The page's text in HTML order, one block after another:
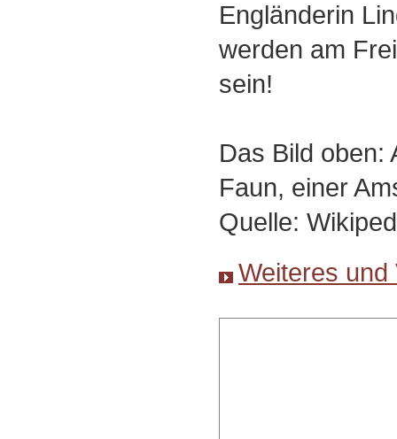
Engländerin
werden am
sein!
Das Bild oben:
Faun, einer
Quelle:
Weiteres und